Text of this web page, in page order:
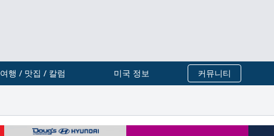
여행 / 맛집 / 칼럼 미국 정보 커뮤니티